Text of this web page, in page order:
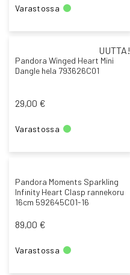
Varastossa
UUTTA!
Pandora Winged Heart Mini
Dangle hela 793626C01
29,00 €
Varastossa
Pandora Moments Sparkling
Infinity Heart Clasp rannekoru
16cm 592645C01-16
89,00 €
Varastossa